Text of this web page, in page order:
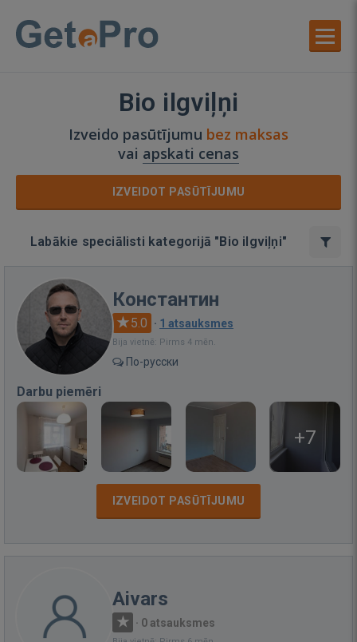
Bio ilgviļņi
Izveido pasūtījumu bez maksas
vai apskati cenas
IZVEIDOT PASŪTĪJUMU
Labākie speciālisti kategorijā "Bio ilgviļņi"
Константин
5.0 · 1 atsauksmes
Bija vietnē: Pirms 4 mēn.
По-русски
Darbu piemēri
+7
IZVEIDOT PASŪTĪJUMU
Aivars
· 0 atsauksmes